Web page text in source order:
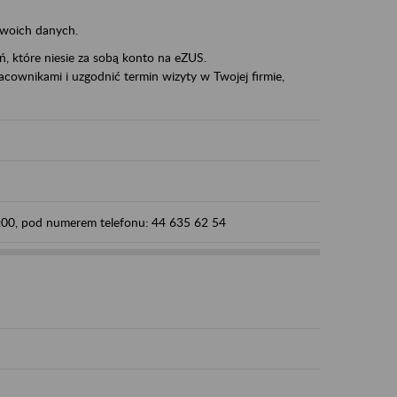
danych.
które niesie za sobą konto na eZUS.
i uzgodnić termin wizyty w Twojej firmie,
pod numerem telefonu: 44 635 62 54